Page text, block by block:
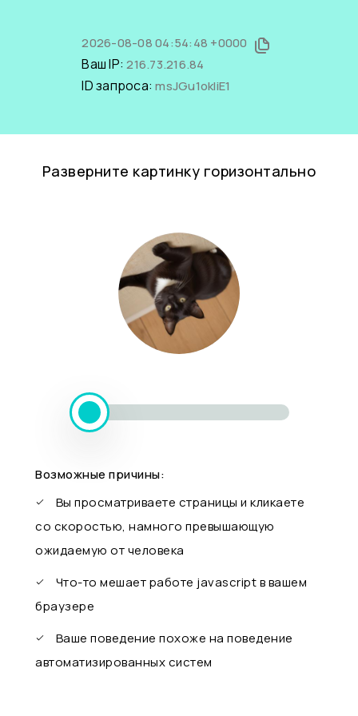
2026-08-08 04:54:48 +0000
Ваш IP:216.73.216.84
ID запроса:msJGu1okliE1
Разверните картинку горизонтально
Возможные причины:
Вы просматриваете страницы и кликаете
со скоростью, намного превышающую
ожидаемую от человека
Что-то мешает работе javascript в вашем
браузере
Ваше поведение похоже на поведение
автоматизированных систем